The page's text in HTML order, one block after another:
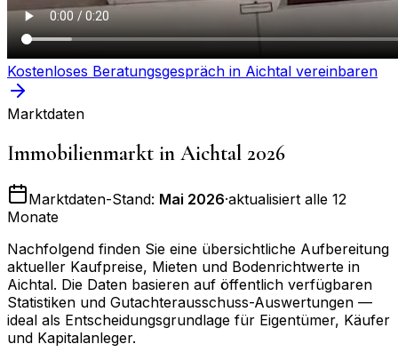
Kostenloses Beratungsgespräch in Aichtal vereinbaren
Marktdaten
Immobilienmarkt in Aichtal 2026
Marktdaten-Stand: Mai 2026·aktualisiert alle 12
Monate
Nachfolgend finden Sie eine übersichtliche Aufbereitung
aktueller Kaufpreise, Mieten und Bodenrichtwerte in
Aichtal. Die Daten basieren auf öffentlich verfügbaren
Statistiken und Gutachterausschuss-Auswertungen —
ideal als Entscheidungsgrundlage für Eigentümer, Käufer
und Kapitalanleger.